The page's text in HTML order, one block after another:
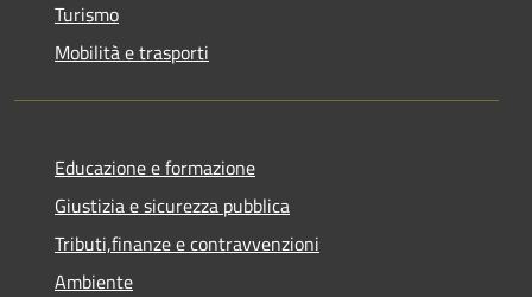
Turismo
Mobilità e trasporti
Educazione e formazione
Giustizia e sicurezza pubblica
Tributi,finanze e contravvenzioni
Ambiente